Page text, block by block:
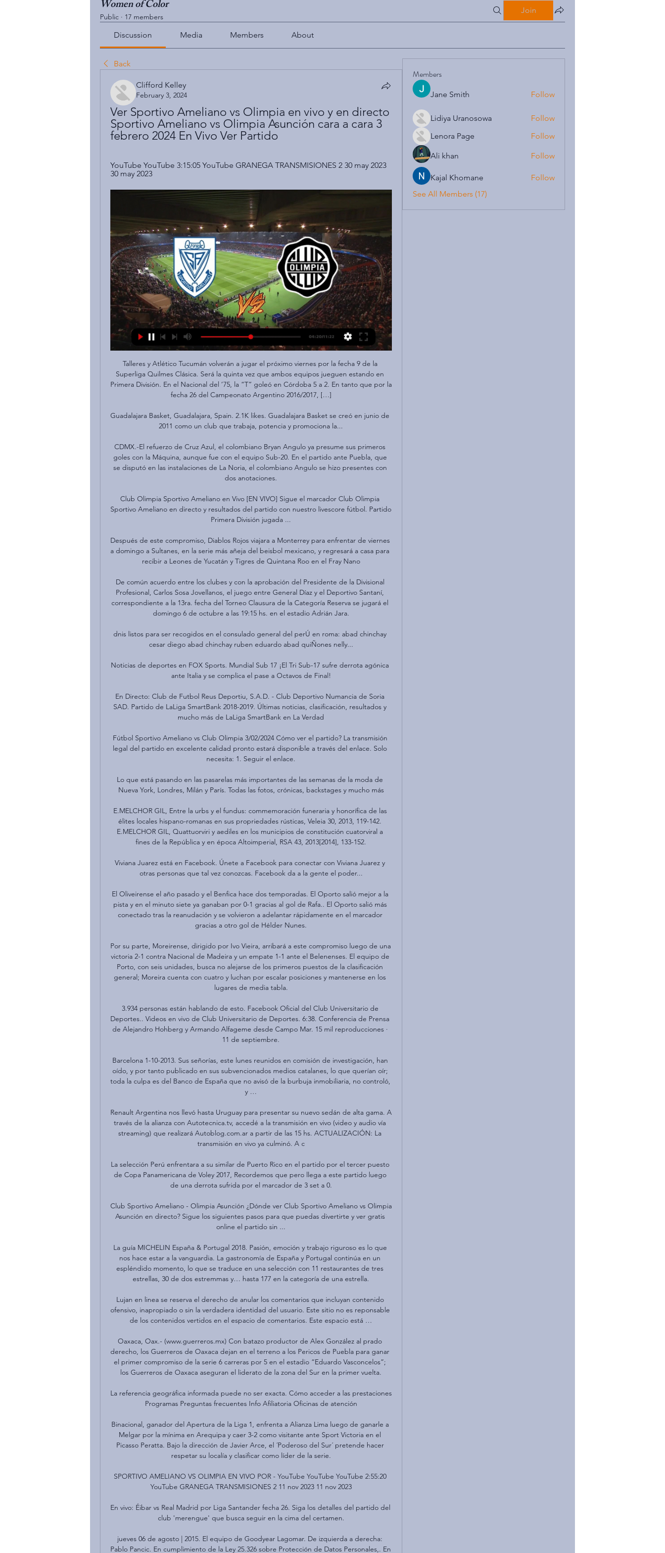
Women of Color
Public · 17 members
Join
Discussion Media Members About
Back
Clifford Kelley
February 3, 2024
Ver Sportivo Ameliano vs Olimpia en vivo y en directo
Sportivo Ameliano vs Olimpia Asunción cara a cara 3
febrero 2024 En Vivo Ver Partido
YouTube YouTube 3:15:05 YouTube GRANEGA TRANSMISIONES 2 30 may 2023
30 may 2023
Talleres y Atlético Tucumán volverán a jugar el próximo viernes por la fecha 9 de la Superliga Quilmes Clásica. Será la quinta vez que ambos equipos jueguen estando en Primera División. En el Nacional del ’75, la “T” goleó en Córdoba 5 a 2. En tanto que por la fecha 26 del Campeonato Argentino 2016/2017, […]

Guadalajara Basket, Guadalajara, Spain. 2.1K likes. Guadalajara Basket se creó en junio de 2011 como un club que trabaja, potencia y promociona la...

CDMX.-El refuerzo de Cruz Azul, el colombiano Bryan Angulo ya presume sus primeros goles con la Máquina, aunque fue con el equipo Sub-20. En el partido ante Puebla, que se disputó en las instalaciones de La Noria, el colombiano Angulo se hizo presentes con dos anotaciones.

Club Olimpia Sportivo Ameliano en Vivo [EN VIVO] Sigue el marcador Club Olimpia Sportivo Ameliano en directo y resultados del partido con nuestro livescore fútbol. Partido Primera División jugada ...

Después de este compromiso, Diablos Rojos viajara a Monterrey para enfrentar de viernes a domingo a Sultanes, en la serie más añeja del beisbol mexicano, y regresará a casa para recibir a Leones de Yucatán y Tigres de Quintana Roo en el Fray Nano

De común acuerdo entre los clubes y con la aprobación del Presidente de la Divisional Profesional, Carlos Sosa Jovellanos, el juego entre General Díaz y el Deportivo Santaní, correspondiente a la 13ra. fecha del Torneo Clausura de la Categoría Reserva se jugará el domingo 6 de octubre a las 19:15 hs. en el estadio Adrián Jara.

dnis listos para ser recogidos en el consulado general del perÚ en roma: abad chinchay cesar diego abad chinchay ruben eduardo abad quiÑones nelly...

Noticias de deportes en FOX Sports. Mundial Sub 17 ¡El Tri Sub-17 sufre derrota agónica ante Italia y se complica el pase a Octavos de Final!

En Directo: Club de Futbol Reus Deportiu, S.A.D. - Club Deportivo Numancia de Soria SAD. Partido de LaLiga SmartBank 2018-2019. Últimas noticias, clasificación, resultados y mucho más de LaLiga SmartBank en La Verdad

Fútbol Sportivo Ameliano vs Club Olimpia 3/02/2024 Cómo ver el partido? La transmisión legal del partido en excelente calidad pronto estará disponible a través del enlace. Solo necesita: 1. Seguir el enlace.

Lo que está pasando en las pasarelas más importantes de las semanas de la moda de Nueva York, Londres, Milán y París. Todas las fotos, crónicas, backstages y mucho más

E.MELCHOR GIL, Entre la urbs y el fundus: commemoración funeraria y honorífica de las élites locales hispano-romanas en sus propriedades rústicas, Veleia 30, 2013, 119-142. E.MELCHOR GIL, Quattuorviri y aediles en los municipios de constitución cuatorviral a fines de la República y en época Altoimperial, RSA 43, 2013[2014], 133-152.

Viviana Juarez está en Facebook. Únete a Facebook para conectar con Viviana Juarez y otras personas que tal vez conozcas. Facebook da a la gente el poder...

El Oliveirense el año pasado y el Benfica hace dos temporadas. El Oporto salió mejor a la pista y en el minuto siete ya ganaban por 0-1 gracias al gol de Rafa.. El Oporto salió más conectado tras la reanudación y se volvieron a adelantar rápidamente en el marcador gracias a otro gol de Hélder Nunes.

Por su parte, Moreirense, dirigido por Ivo Vieira, arribará a este compromiso luego de una victoria 2-1 contra Nacional de Madeira y un empate 1-1 ante el Belenenses. El equipo de Porto, con seis unidades, busca no alejarse de los primeros puestos de la clasificación general; Moreira cuenta con cuatro y luchan por escalar posiciones y mantenerse en los lugares de media tabla.

3.934 personas están hablando de esto. Facebook Oficial del Club Universitario de Deportes.. Videos en vivo de Club Universitario de Deportes. 6:38. Conferencia de Prensa de Alejandro Hohberg y Armando Alfageme desde Campo Mar. 15 mil reproducciones · 11 de septiembre.

Barcelona 1-10-2013. Sus señorías, este lunes reunidos en comisión de investigación, han oído, y por tanto publicado en sus subvencionados medios catalanes, lo que querían oír; toda la culpa es del Banco de España que no avisó de la burbuja inmobiliaria, no controló, y …

Renault Argentina nos llevó hasta Uruguay para presentar su nuevo sedán de alta gama. A través de la alianza con Autotecnica.tv, accedé a la transmisión en vivo (video y audio vía streaming) que realizará Autoblog.com.ar a partir de las 15 hs. ACTUALIZACIÓN: La transmisión en vivo ya culminó. A c

La selección Perú enfrentara a su similar de Puerto Rico en el partido por el tercer puesto de Copa Panamericana de Voley 2017, Recordemos que pero llega a este partido luego de una derrota sufrida por el marcador de 3 set a 0.

Club Sportivo Ameliano - Olimpia Asunción ¿Dónde ver Club Sportivo Ameliano vs Olimpia Asunción en directo? Sigue los siguientes pasos para que puedas divertirte y ver gratis online el partido sin ...

La guía MICHELIN España & Portugal 2018. Pasión, emoción y trabajo riguroso es lo que nos hace estar a la vanguardia. La gastronomía de España y Portugal continúa en un espléndido momento, lo que se traduce en una selección con 11 restaurantes de tres estrellas, 30 de dos estremmas y… hasta 177 en la categoría de una estrella.

Lujan en linea se reserva el derecho de anular los comentarios que incluyan contenido ofensivo, inapropiado o sin la verdadera identidad del usuario. Este sitio no es reponsable de los contenidos vertidos en el espacio de comentarios. Este espacio está …

Oaxaca, Oax.- (www.guerreros.mx) Con batazo productor de Alex González al prado derecho, los Guerreros de Oaxaca dejan en el terreno a los Pericos de Puebla para ganar el primer compromiso de la serie 6 carreras por 5 en el estadio “Eduardo Vasconcelos”; los Guerreros de Oaxaca aseguran el liderato de la zona del Sur en la primer vuelta.

La referencia geográfica informada puede no ser exacta. Cómo acceder a las prestaciones Programas Preguntas frecuentes Info Afiliatoria Oficinas de atención

Binacional, ganador del Apertura de la Liga 1, enfrenta a Alianza Lima luego de ganarle a Melgar por la mínima en Arequipa y caer 3-2 como visitante ante Sport Victoria en el Picasso Peratta. Bajo la dirección de Javier Arce, el ´Poderoso del Sur´ pretende hacer respetar su localía y clasificar como líder de la serie.

SPORTIVO AMELIANO VS OLIMPIA EN VIVO POR - YouTube YouTube YouTube 2:55:20 YouTube GRANEGA TRANSMISIONES 2 11 nov 2023 11 nov 2023

En vivo: Éibar vs Real Madrid por Liga Santander fecha 26. Siga los detalles del partido del club 'merengue' que busca seguir en la cima del certamen.

jueves 06 de agosto | 2015. El equipo de Goodyear Lagomar. De izquierda a derecha: Pablo Pancic. En cumplimiento de la Ley 25.326 sobre Protección de Datos Personales,. En las comunicaciones con fines de publicidad directa,.

River Plate sufrió una goleada por 4-0 en su visita a Talleres de Córdoba en su presentación por la séptima jornada de la Superliga argentina. Con un equipo alternativo y con varios juveniles, el equipo 'millonario' preservó sus titulares para el encuentro clave del próximo martes ante Lanús

En noviembre, vuelo directo a Monterrey desde Aguascalientes En noviembre, vuelo directo a Monterrey desde Aguascalientes Líder Empresarial A partir del 4 de noviembre aerolíneas TAR abrirá un vuelo directo desde la ciudad de Aguascalientes hacia Monterrey. Esta …

Siete unidades de la Policía Local de Cartagena conseguían interceptar e identificar a primeras horas de esta tarde, en la calle Carmen Conde, a 26 hinchas del club de fútbol Badajoz, que huían tras haber protagonizado momentos antes un altercado con peñistas del Fútbol Club Cartagena y haberle lanzados objetos, cuando se encontraban en.

Este martes 05 de noviembre del 2019 a las 22:00 se enfrentarán Monterrey y Cafetaleros de Chiapas por la fase de grupos de la Copa MX En Tarjetarojatvonline.com podras seguir la transmision entre Monterrey vs Cafetaleros de Chiapas en vivo y Online, toda la programación de Deportes Total, con canales Streaming todo Gratis.

VIVO | By A Toda Franja - Facebook 2:19:07Video. 󱡘. A Toda Franja was live. Jun 14, 2022󰞋󱟠. 󰟝. VIVO. TORNEO APERTURA 2022 - FECHA 18. SPORTIVO AMELIANO VS OLIMPIAFacebook · A Toda Franja · 14 jun 2022

¡Vélez volvió al triunfo! Le ganó 2 a 0 a Independiente y cerró otra buena actuación en el Amalfitani. Maxi Romero abrió el marcador y Thiago Almada, con un golazo desde afuera del área, le puso cifras definitivas al triunfo fortinero.

SPORTIVO AMELIANO VS OLIMPIA// TORNEO CLAUSURA YouTube YouTube 2:27:01 YouTube Radio KMG 12 nov 2023 12 nov 2023

Consulta los datos del partido Barcelona vs. Real Madrid en la competición Copa del Rey 2018/2019 con comentarios en directo en AS.com (Narración)

𝐂𝐥𝐮𝐛 𝐒𝐩𝐨𝐫𝐭𝐢𝐯𝐨 𝐀𝐦𝐞𝐥𝐢𝐚𝐧𝐨 (@ClubSpAmeliano) Pedro Sarabia se preparan para enfrentar el Sábado al Club Olimpia por la cuarta fecha del torneo apertura 2024. VS Gral Caballero JLM #LaVazulada ...

The División de Honor Femenina 2016–17, or Liga Loterías 2016-17 after sponsorship of Loterías y Apuestas del Estado, is the 60th season of women's handball top flight in Spain since its establishment.

Olimpia-Sportivo Ameliano on | IMPACT POLICY AU Group 20 sept 2023 — TRANSMISIÓN<<<<)) En Directo: Olimpia-Sportivo Ameliano online 20 septiembre 2023 Olimpia. x Union Club Olimpia vs Sportivo Ameliano ...

Vea el partido por la señal de CMD en vivoIngrese a ver el partido AQUIFutbol peruano en Vivo. FUTBOL EN VIVO. Noticias, goles,. Universitario vs Bolognesi – CMD en vivo → Sport Huancayo vs Alianza Atletico – en vivo. Publicado el septiembre 12, 2009 | Deja un comentario. Vea el partido por la señal de CMD en vivo. Ingrese a ver el.

Santa Tecla y Águila conforman la otra llave de semifinales. En la ida, Santa Tecla se impuso por 3-2 y ahora recibirá en casa el partido final, lo que les da cierta ventaja sobre Águila, que en primer partido quedaron a deber ante su afición pese a que comenzaron ganando. La vuelta será este domingo a las 17:30 horas ET.

PODER JUDIC
Members
Jane Smith Follow
Lidiya Uranosowa
Follow
Lenora Page
Follow
Ali khan Follow
Kajal Khomane
Follow
See All Members (17)